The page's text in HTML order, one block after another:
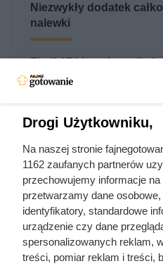
Niezwykły dodatek
nalewki
Zjadł 174 koty i rzucił
okrętu. Mroczny
Drogi Użytkowniku,
Na naszej stronie
1162 zaufanych partnerów
przechowujemy informacje
przetwarzamy dane
identyfikatory, standardowe
urządzenie czy dane
spersonalizowanych reklam,
treści, pomiar reklam i treści,